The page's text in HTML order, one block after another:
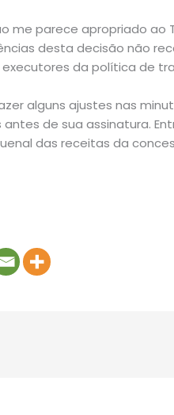
me parece apropriado ao
desta decisão não
da política de
alguns ajustes nas
antes de sua assinatura.
das receitas da